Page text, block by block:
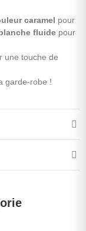
caramel pour
fluide pour
une touche de
garde-robe !